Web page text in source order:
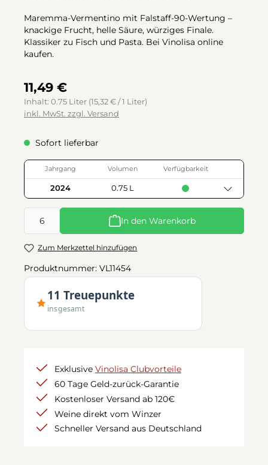
Maremma-Vermentino mit Falstaff-90-Wertung –
knackige Frucht, helle Säure, würziges Finale.
Klassiker zu Fisch und Pasta. Bei Vinolisa online
kaufen.
11,49 €
Inhalt: 0.75 Liter (15,32 € / 1 Liter)
inkl. MwSt. zzgl. Versand
Sofort lieferbar
Jahrgang Volumen Verfügbarkeit
2024 0.75 L
Produkt Anzahl: Gib den gewünschten Wert ein oder
In den Warenkorb
Zum Merkzettel hinzufügen
Produktnummer: VL11454
11 Treuepunkte
insgesamt
Exklusive Vinolisa Clubvorteile
60 Tage Geld-zurück-Garantie
Kostenloser Versand ab 120€
Weine direkt vom Winzer
Schneller Versand aus Deutschland